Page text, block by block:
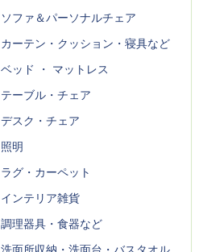
ソファ＆パーソナルチェア
カーテン・クッション・寝具など
ベッド ・ マットレス
テーブル・チェア
デスク・チェア
照明
ラグ・カーペット
インテリア雑貨
調理器具・食器など
洗面所収納・洗面台・バスタオル